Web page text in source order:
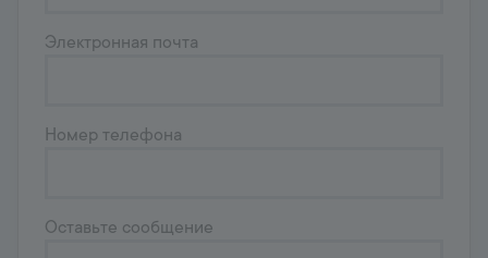
Электронная почта
Номер телефона
Оставьте сообщение